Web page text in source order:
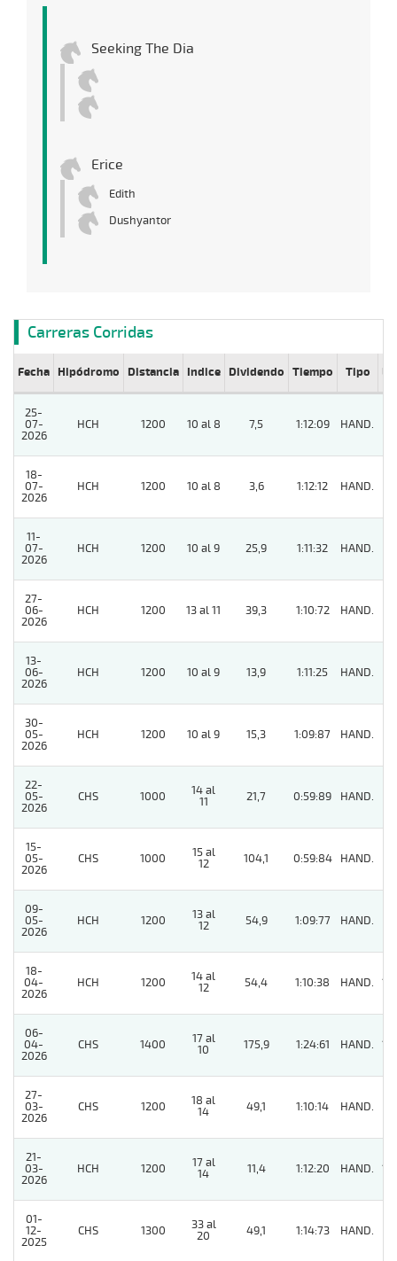
Seeking The Dia
Erice
Edith
Dushyantor
Carreras Corridas
Fecha Hipódromo Distancia Indice Dividendo Tiempo Tipo Lº
25-
07-
2026
HCH 1200 10 al 8 7,5 1:12:09 HAND.
18-
07-
2026
HCH 1200 10 al 8 3,6 1:12:12 HAND.
11-
07-
2026
HCH 1200 10 al 9 25,9 1:11:32 HAND.
27-
06-
2026
HCH 1200 13 al 11 39,3 1:10:72 HAND.
13-
06-
2026
HCH 1200 10 al 9 13,9 1:11:25 HAND.
30-
05-
2026
HCH 1200 10 al 9 15,3 1:09:87 HAND.
22-
05-
2026
CHS 1000
14 al
11
21,7 0:59:89 HAND.
15-
05-
2026
CHS 1000
15 al
12
104,1 0:59:84 HAND.
09-
05-
2026
HCH 1200
13 al
12
54,9 1:09:77 HAND.
18-
04-
2026
HCH 1200
14 al
12
54,4 1:10:38 HAND. 12
06-
04-
2026
CHS 1400
17 al
10
175,9 1:24:61 HAND. 12
27-
03-
2026
CHS 1200
18 al
14
49,1 1:10:14 HAND.
21-
03-
2026
HCH 1200
17 al
14
11,4 1:12:20 HAND. 13
01-
12-
2025
CHS 1300
33 al
20
49,1 1:14:73 HAND.